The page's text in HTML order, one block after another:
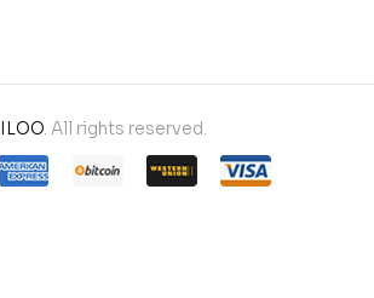
ILOO. All rights reserved.